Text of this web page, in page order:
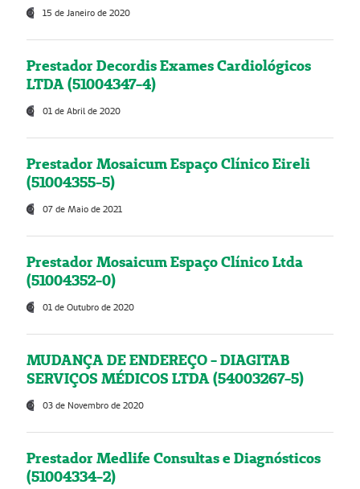
15 de Janeiro de 2020
Prestador Decordis Exames Cardiológicos
LTDA (51004347-4)
01 de Abril de 2020
Prestador Mosaicum Espaço Clínico Eireli
(51004355-5)
07 de Maio de 2021
Prestador Mosaicum Espaço Clínico Ltda
(51004352-0)
01 de Outubro de 2020
MUDANÇA DE ENDEREÇO - DIAGITAB
SERVIÇOS MÉDICOS LTDA (54003267-5)
03 de Novembro de 2020
Prestador Medlife Consultas e Diagnósticos
(51004334-2)